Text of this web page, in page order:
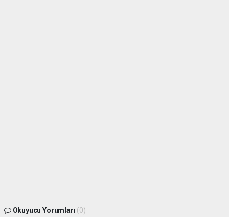
Okuyucu Yorumları (0)